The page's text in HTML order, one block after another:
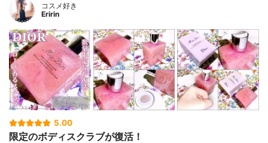
コスメ好き
Eririn
5.00
限定のボディスクラブが復活！